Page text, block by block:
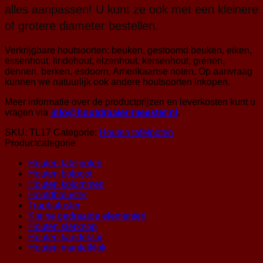
alles aanpassen! U kunt ze ook met een kleinere
of grotere diameter bestellen.
Verkrijgbare houtsoorten: beuken, gestoomd beuken, eiken,
essenhout, lindehout, elzenhout, kersenhout, grenen,
dennen, berken, esdoorn, Amerikaanse noten. Op aanvraag
kunnen we natuurlijk ook andere houtsoorten inkopen.
Meer informatie over de productprijzen en leverkosten kunt u
vragen via info@houtdraaier-meester.nl .
SKU: TL17 Categorie: Houten tafelpoten
Productcategorie
Houten tafelpoten
Houten bolpoot
Houten kolommen
Hoofdbaluster
Trapbaluster
Kleine gedraaide elementen
Houten sierknop
Houten kandelaar
Houten mantelklok